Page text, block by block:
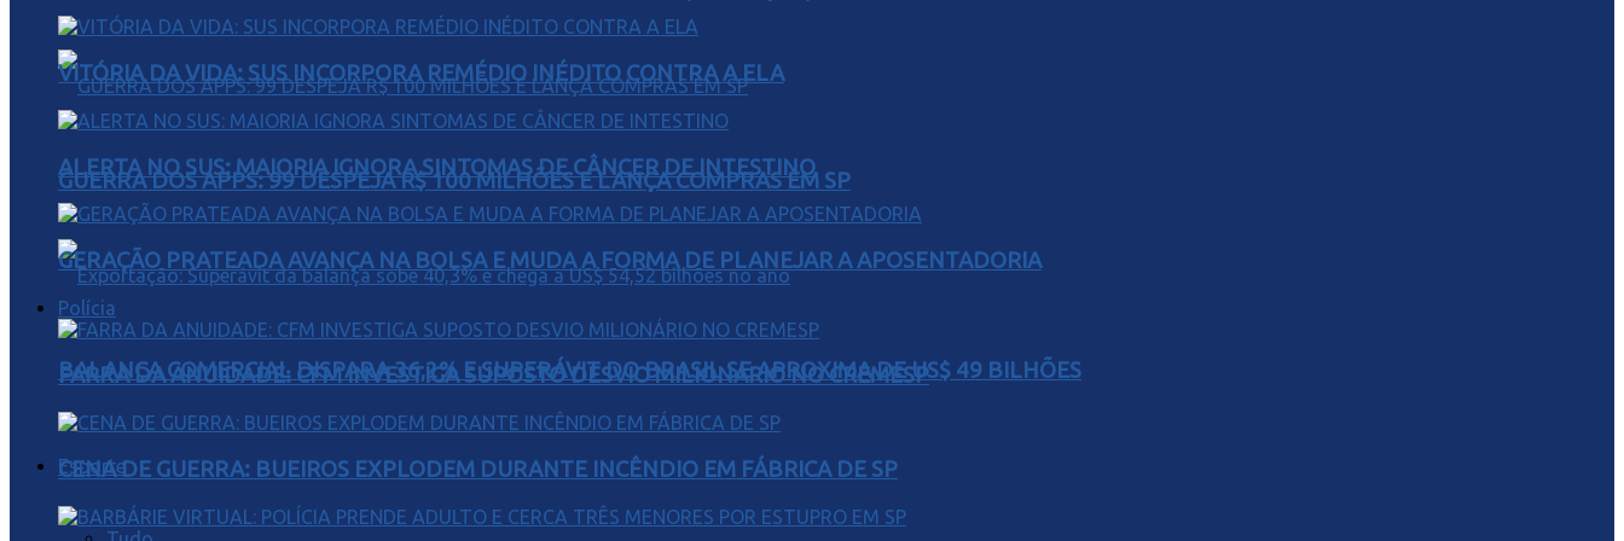
GUERRA DOS APPS: 99 DESPEJA R$ 100 MILHÕES E LANÇA COMPRAS EM SP
BALANÇA COMERCIAL DISPARA 36,2% E SUPERÁVIT DO BRASIL SE APROXIMA DE US$ 49 BILHÕES
Esporte
VITÓRIA DA VIDA: SUS INCORPORA REMÉDIO INÉDITO CONTRA A ELA
ALERTA NO SUS: MAIORIA IGNORA SINTOMAS DE CÂNCER DE INTESTINO
GERAÇÃO PRATEADA AVANÇA NA BOLSA E MUDA A FORMA DE PLANEJAR A APOSENTADORIA
Polícia
FARRA DA ANUIDADE: CFM INVESTIGA SUPOSTO DESVIO MILIONÁRIO NO CREMESP
CENA DE GUERRA: BUEIROS EXPLODEM DURANTE INCÊNDIO EM FÁBRICA DE SP